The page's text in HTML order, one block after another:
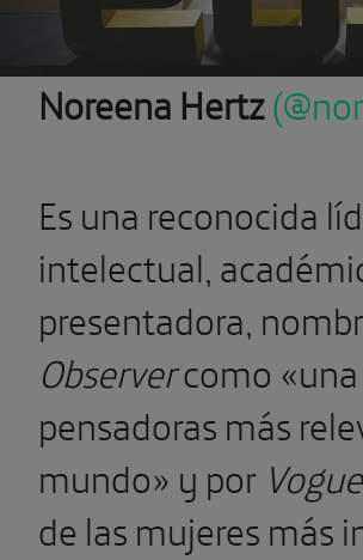
Noreena Hertz
Es una reconocida
intelectual,
presentadora,
Observercomo «una
pensadoras más
mundo» y por Vogue
de las mujeres más